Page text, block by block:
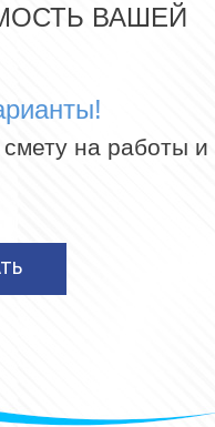
ВАШЕЙ
на работы и